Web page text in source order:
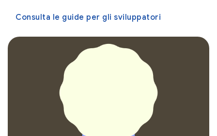
Consulta le guide per gli sviluppatori